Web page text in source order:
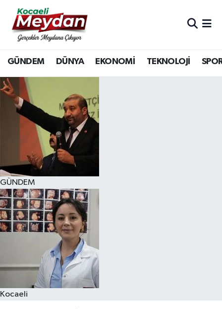
GÜNDEM DÜNYA EKONOMİ TEKNOLOJİ
GÜNDEM
Kocaeli
Nöbetçi Eczaneler
Hava Durumu
Trafik Durumu
Süper Lig Puan Durumu ve Fikstür
Tüm Manşetler
Son Dakika Haberleri
Haber Arşivi